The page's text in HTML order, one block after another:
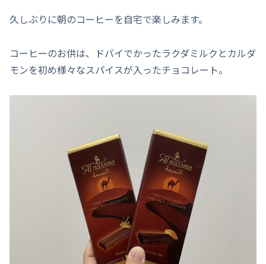
久しぶりに朝のコーヒーを自宅で楽しみます。
コーヒーのお供は、ドバイでかったラクダミルクとカルダ
モンを初め様々なスパイスが入ったチョコレート。